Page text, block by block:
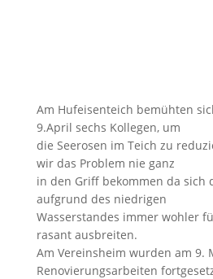
Am Hufeisenteich bemühten
9.April sechs Kollegen, um
die Seerosen im Teich zu
wir das Problem nie ganz
in den Griff bekommen da sich
aufgrund des niedrigen
Wasserstandes immer wohler
rasant ausbreiten.
Am Vereinsheim wurden am 9.
Renovierungsarbeiten